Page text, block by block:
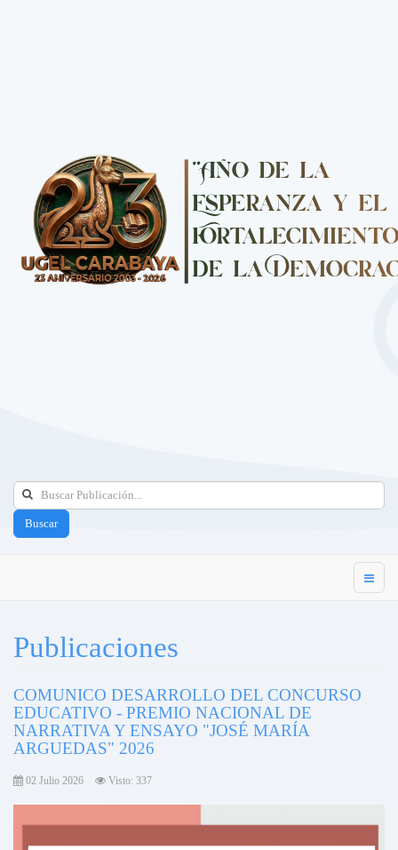
Buscar
Publicaciones
COMUNICO DESARROLLO DEL CONCURSO
EDUCATIVO - PREMIO NACIONAL DE
NARRATIVA Y ENSAYO "JOSÉ MARÍA
ARGUEDAS" 2026
02 Julio 2026 Visto: 337